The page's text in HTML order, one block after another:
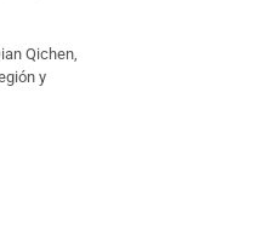
Qichen,
y